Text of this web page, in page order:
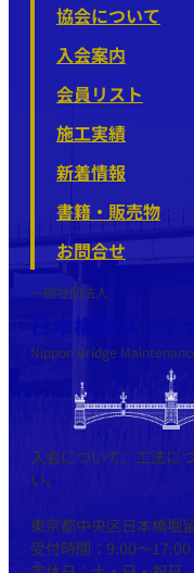
一般社団法人
日本橋梁メンテ
Nippon Bridge
入会について、工法に
い。
東京都中央区日本橋堀
受付時間：9:00～17:00
協会について
入会案内
会員リスト
施工実績
新着情報
書籍・販売物
お問合せ